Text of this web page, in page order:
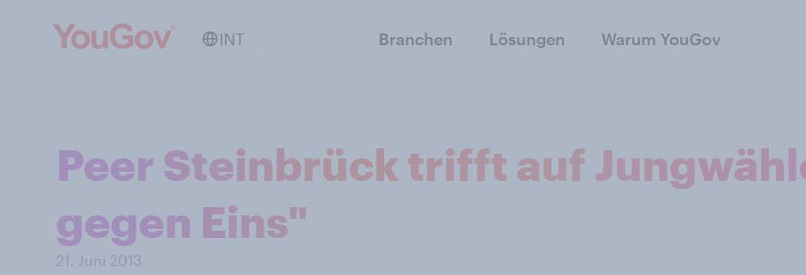
INT Branchen Lösungen Warum YouGov
Peer Steinbrück trifft auf
gegen Eins"
21. Juni 2013